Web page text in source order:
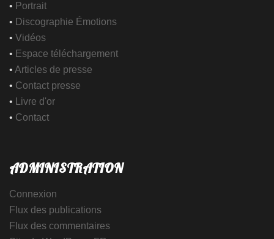
• Portrait
• Discographie Émotions
• Vidéos
• Espace téléchargement
• Articles de presse
• Contact presse
• Livre d'or
• Contact
ADMINISTRATION
Connexion
Flux des publications
Flux des commentaires